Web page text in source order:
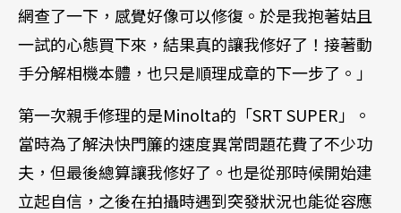
網查了一下，感覺好像可以修復。於是我抱著姑且
一試的心態買下來，結果真的讓我修好了！接著動
手分解相機本體，也只是順理成章的下一步了。」
第一次親手修理的是Minolta的「SRT SUPER」。
當時為了解決快門簾的速度異常問題花費了不少功
夫，但最後總算讓我修好了。也是從那時候開始建
立起自信，之後在拍攝時遇到突發狀況也能從容應